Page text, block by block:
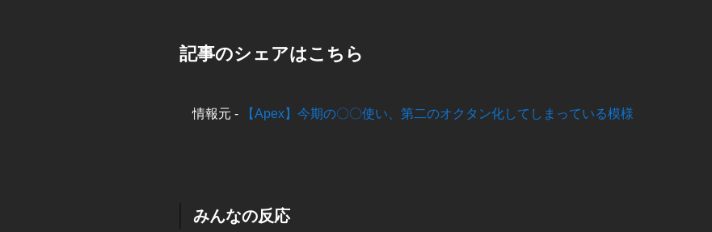
記事のシェアはこちら
情報元 - 【Apex】今期の〇〇使い、第二のオクタン化してしまっている模様
みんなの反応